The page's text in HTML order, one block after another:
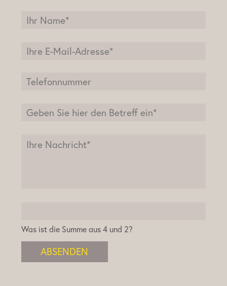
Was ist die Summe aus 4 und 2?
ABSENDEN